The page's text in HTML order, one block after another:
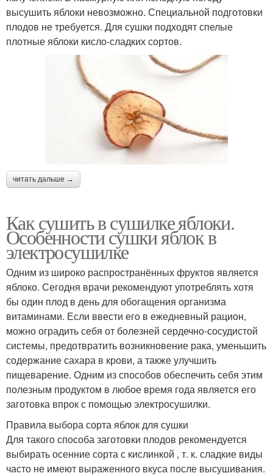
высушить яблоки невозможно. Специальной подготовки
плодов не требуется. Для сушки подходят спелые
плотные яблоки кисло-сладких сортов.
читать дальше →
Как сушить в сушилке яблоки.
Особенности сушки яблок в
электросушилке
Одним из широко распространённых фруктов является
яблоко. Сегодня врачи рекомендуют употреблять хотя
бы один плод в день для обогащения организма
витаминами. Если ввести его в ежедневный рацион,
можно оградить себя от болезней сердечно-сосудистой
системы, предотвратить возникновение рака, уменьшить
содержание сахара в крови, а также улучшить
пищеварение. Одним из способов обеспечить себя этим
полезным продуктом в любое время года является его
заготовка впрок с помощью электросушилки.
Правила выбора сорта яблок для сушки
Для такого способа заготовки плодов рекомендуется
выбирать осенние сорта с кислинкой , т. к. сладкие виды
часто не имеют выраженного вкуса после высушивания.